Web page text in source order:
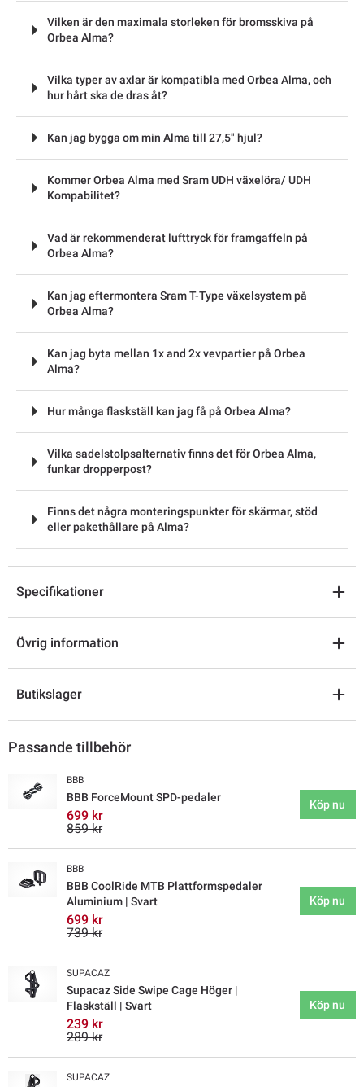
Vilken är den maximala storleken för bromsskiva på
Orbea Alma?
Vilka typer av axlar är kompatibla med Orbea Alma, och
hur hårt ska de dras åt?
Kan jag bygga om min Alma till 27,5" hjul?
Kommer Orbea Alma med Sram UDH växelöra/ UDH
Kompabilitet?
Vad är rekommenderat lufttryck för framgaffeln på
Orbea Alma?
Kan jag eftermontera Sram T-Type växelsystem på
Orbea Alma?
Kan jag byta mellan 1x and 2x vevpartier på Orbea
Alma?
Hur många flaskställ kan jag få på Orbea Alma?
Vilka sadelstolpsalternativ finns det för Orbea Alma,
funkar dropperpost?
Finns det några monteringspunkter för skärmar, stöd
eller pakethållare på Alma?
Specifikationer
Övrig information
Butikslager
Passande tillbehör
BBB
BBB ForceMount SPD-pedaler
699 kr
859 kr
Köp nu
BBB
BBB CoolRide MTB Plattformspedaler
Aluminium | Svart
699 kr
739 kr
Köp nu
SUPACAZ
Supacaz Side Swipe Cage Höger |
Flaskställ | Svart
239 kr
289 kr
Köp nu
SUPACAZ